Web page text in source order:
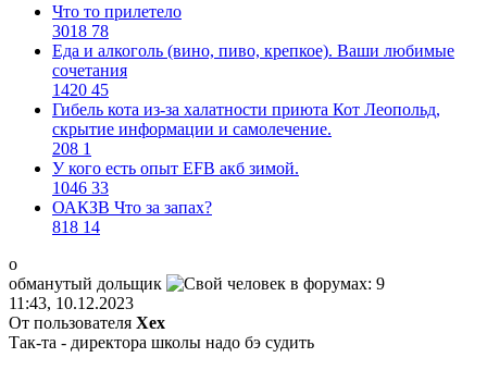
Что то прилетело
3018 78
Еда и алкоголь (вино, пиво, крепкое). Ваши любимые
сочетания
1420 45
Гибель кота из-за халатности приюта Кот Леопольд,
скрытиe информации и самолечение.
208 1
У кого есть опыт EFB акб зимой.
1046 33
ОАКЗВ Что за запах?
818 14
о
обманутый дольщик
11:43, 10.12.2023
От пользователя Хех
Так-та - директора школы надо бэ судить